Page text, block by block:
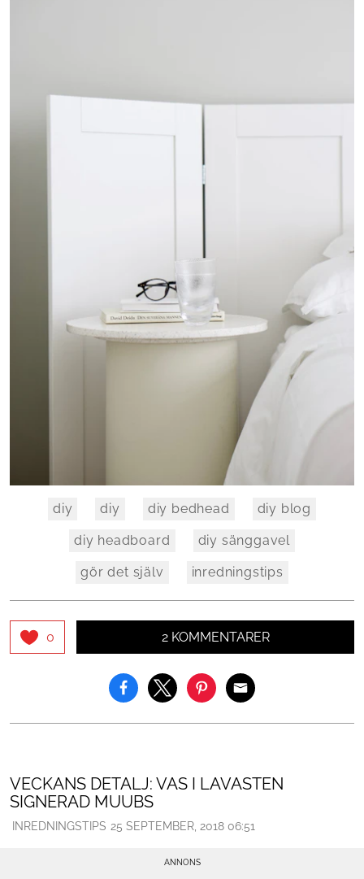
diy diy diy bedhead diy blog
diy headboard diy sänggavel
gör det själv inredningstips
0 2 KOMMENTARER
VECKANS DETALJ: VAS I LAVASTEN
SIGNERAD MUUBS
INREDNINGSTIPS 25 SEPTEMBER, 2018 06:51